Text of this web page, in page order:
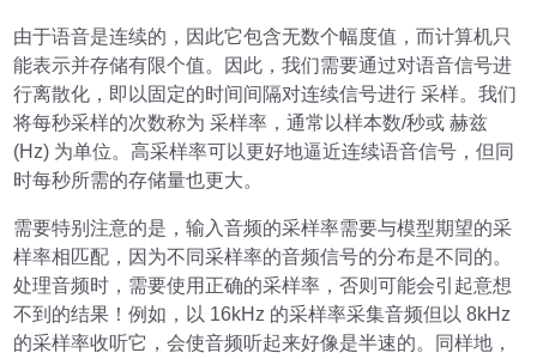
由于语音是连续的，因此它包含无数个幅度值，而计算机只
能表示并存储有限个值。因此，我们需要通过对语音信号进
行离散化，即以固定的时间间隔对连续信号进行 采样。我们
将每秒采样的次数称为 采样率，通常以样本数/秒或 赫兹
(Hz) 为单位。高采样率可以更好地逼近连续语音信号，但同
时每秒所需的存储量也更大。
需要特别注意的是，输入音频的采样率需要与模型期望的采
样率相匹配，因为不同采样率的音频信号的分布是不同的。
处理音频时，需要使用正确的采样率，否则可能会引起意想
不到的结果！例如，以 16kHz 的采样率采集音频但以 8kHz
的采样率收听它，会使音频听起来好像是半速的。同样地，